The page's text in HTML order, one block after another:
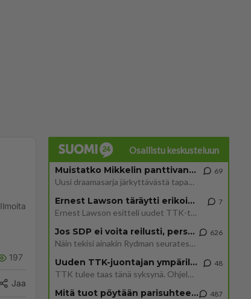
Ilmoita
197
Jaa
Osallistu keskusteluun
Muistatko Mikkelin panttivankidraaman?
Uusi draamasarja järkyttävästä tapauksesta on tulossa. Tositapahtumiin perustuva sarja ammentaa vuoden 1986 Mikkelin pan
69
Ernest Lawson täräytti erikoisen heiton TTK-lehdistötilaisuudessa: " Onko tässä tarkoituksena...?"
Ernest Lawson esitteli uudet TTK-tähtioppilaat ja opettajat torstaina 6.8. lehdistölle. Tulevalla kaudella on yksi hausk
7
Jos SDP ei voita reilusti, persut kumoavat demokratian Suomesta
Näin tekisi ainakin Rydman seuratessaan idolinsa Trumpin mallia https://www.is.fi/politiikka/art-2000012187244.html
626
Uuden TTK-juontajan ympärillä epätietoisuus sakenee - Nyt MTV hämmentää soppaa
TTK tulee taas tänä syksynä. Ohjelman uudet tähtioppilaat julkistetaan torstaina 6. elokuuta klo 14 alkavassa lehdistö
48
Mitä tuot pöytään parisuhteessa? 487